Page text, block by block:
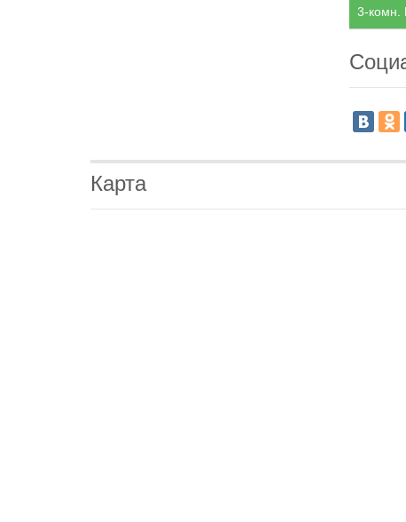
3-комн.
Карта